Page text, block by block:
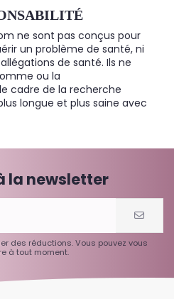
ne sont pas conçus pour
un problème de santé, ni
de santé. Ils ne
ou la
cadre de la recherche
longue et plus saine avec
la newsletter
des réductions. Vous pouvez vous
à tout moment.